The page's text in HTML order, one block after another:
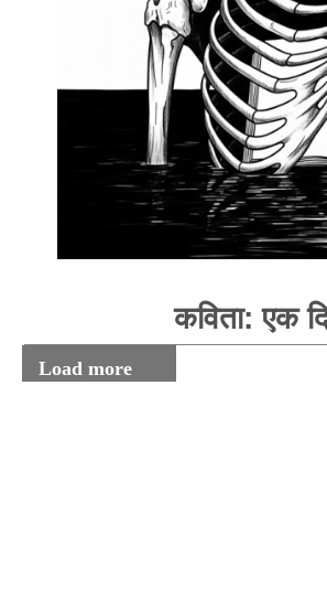
कविता: एक
Load more